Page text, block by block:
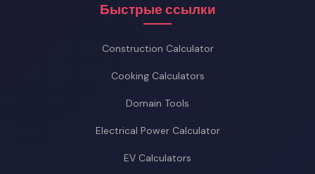
Быстрые ссылки
Construction Calculator
Cooking Calculators
Domain Tools
Electrical Power Calculator
EV Calculators